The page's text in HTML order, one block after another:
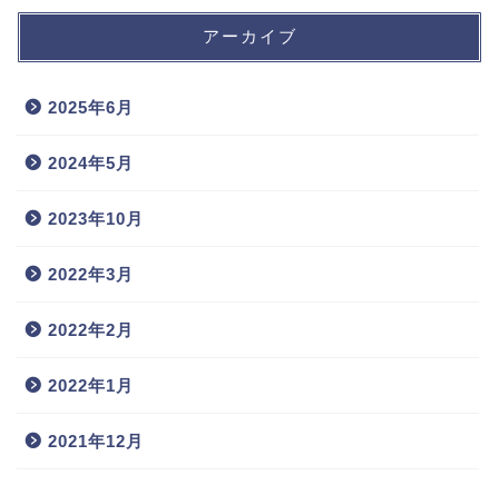
アーカイブ
2025年6月
2024年5月
2023年10月
2022年3月
2022年2月
2022年1月
2021年12月